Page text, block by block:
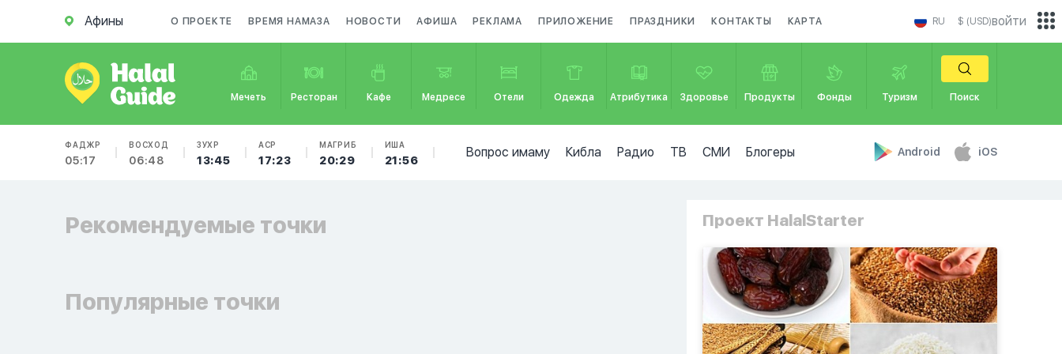
Афины О ПРОЕКТЕ ВРЕМЯ НАМАЗА НОВОСТИ АФИША РЕКЛАМА ПРИЛОЖЕНИЕ ПРАЗДНИКИ КОНТАКТЫ КАРТА RU $ (USD)
Мечеть Ресторан Кафе Медресе Отели Одежда Атрибутика Здоровье Продукты Фонды Туризм Поиск
ФАДЖР
05:17
ВОСХОД
06:48
ЗУХР
13:45
АСР
17:23
МАГРИБ
20:29
ИША
21:56
Вопрос имаму Кибла Радио ТВ СМИ Блогеры Android iOS
войти
Проект HalalStarter
Рекомендуемые точки
Популярные точки